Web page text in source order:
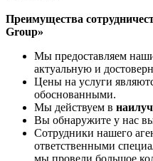
Преимущества
Group»
Мы предоставляем
актуальную и
Цены на услуги
обоснованными.
Мы действуем в
Вы обнаружите у нас
Сотрудники нашего
ответственными
мы провели большое